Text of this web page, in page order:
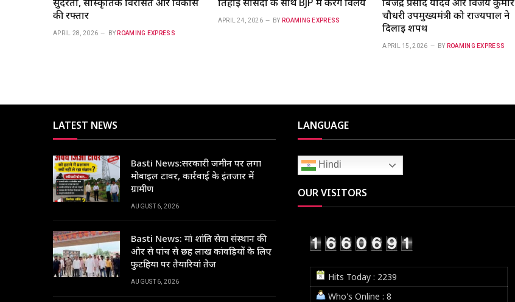
की रफ्तार
APRIL 28, 2026 BY ROAMING EXPRESS
APRIL 24, 2026 BY ROAMING EXPRESS
चौधरी उपमुख्यमंत्री को राज्यपाल ने
दिलाई शपथ
APRIL 15, 2026 BY ROAMING EXPRESS
LATEST NEWS
Basti News:सरकारी जमीन पर लगा
मोबाइल टावर, कार्रवाई के इंतजार में
ग्रामीण
AUGUST 6, 2026
Basti News: मां शांति सेवा संस्थान की
ओर से पांच से छह लाख कांवड़ियों के लिए
फुटहिया पर तैयारियां तेज
AUGUST 6, 2026
LANGUAGE
Hindi
OUR VISITORS
Hits Today : 2239
Who's Online : 8